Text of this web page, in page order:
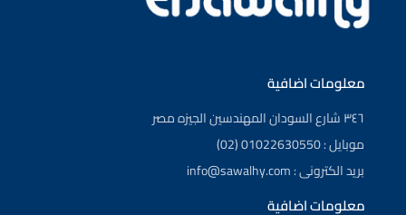
معلومات اضافية
٣٤٦ شارع السودان المهندسين الجيزه مصر
موبايل : 01022630550 (02)
بريد الكترونى : info@sawalhy.com
معلومات اضافية